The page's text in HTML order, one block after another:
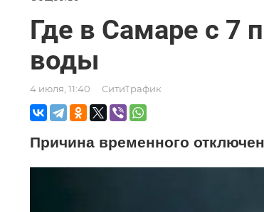
Где в Самаре с 7
воды
4 июля, 11:40 СитиТрафик
Причина временного